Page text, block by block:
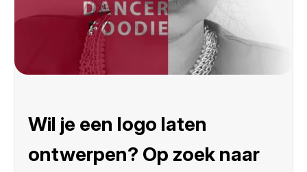
Wil je een logo laten
ontwerpen? Op zoek naar